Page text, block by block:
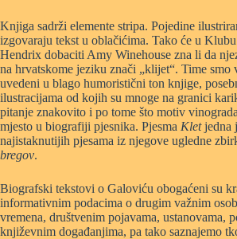
Knjiga sadrži elemente stripa. Pojedine
izgovaraju tekst u oblačićima. Tako će u
Hendrix dobaciti Amy Winehouse zna li da
na hrvatskome jeziku znači „klijet“. Time smo
uvedeni u blago humoristični ton knjige,
ilustracijama od kojih su mnoge na granici
pitanje znakovito i po tome što motiv
mjesto u biografiji pjesnika. Pjesma Kletjedna
najistaknutijih pjesama iz njegove ugledne
bregov.
Biografski tekstovi o Galoviću obogaćeni su
informativnim podacima o drugim važnim
vremena, društvenim pojavama, ustanovama,
književnim događanjima, pa tako saznajemo